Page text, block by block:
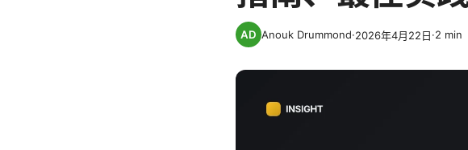
Anouk Drummond·2026年4月22日·2 min